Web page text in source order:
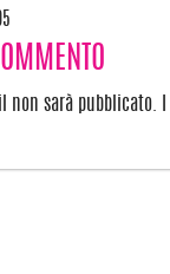
non sarà pubblicato.